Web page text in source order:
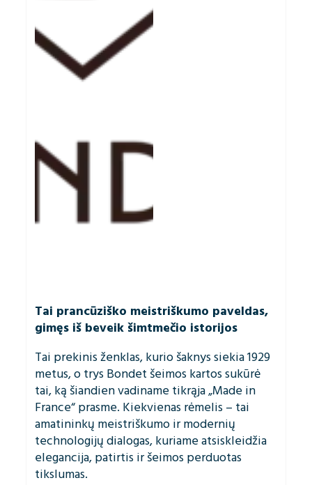
Tai prancūziško meistriškumo paveldas,
gimęs iš beveik šimtmečio istorijos
Tai prekinis ženklas, kurio šaknys siekia 1929
metus, o trys Bondet šeimos kartos sukūrė
tai, ką šiandien vadiname tikrąja „Made in
France“ prasme. Kiekvienas rėmelis – tai
amatininkų meistriškumo ir modernių
technologijų dialogas, kuriame atsiskleidžia
elegancija, patirtis ir šeimos perduotas
tikslumas.